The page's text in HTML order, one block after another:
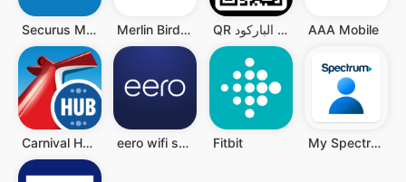
Securus Mobile Merlin Bird ID by Cornell Lab QR قارئ رمز - قارئ الباركود QR AAA Mobile
Carnival HUB eero wifi system Fitbit My Spectrum